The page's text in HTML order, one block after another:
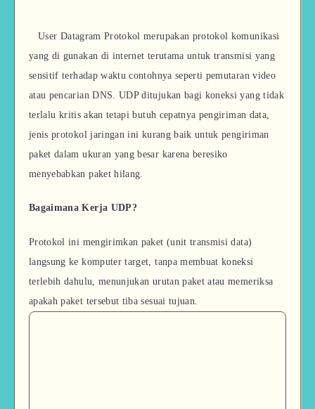
User Datagram Protokol merupakan protokol komunikasi
yang di gunakan di internet terutama untuk transmisi yang
sensitif terhadap waktu contohnya seperti pemutaran video
atau pencarian DNS. UDP ditujukan bagi koneksi yang tidak
terlalu kritis akan tetapi butuh cepatnya pengiriman data,
jenis protokol jaringan ini kurang baik untuk pengiriman
paket dalam ukuran yang besar karena beresiko
menyebabkan paket hilang.
Bagaimana Kerja UDP?
Protokol ini mengirimkan paket (unit transmisi data)
langsung ke komputer target, tanpa membuat koneksi
terlebih dahulu, menunjukan urutan paket atau memeriksa
apakah paket tersebut tiba sesuai tujuan.